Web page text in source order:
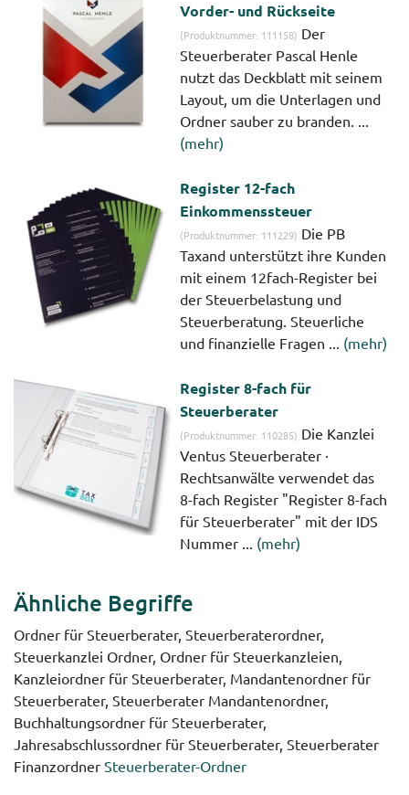
Vorder- und Rückseite
(Produktnummer: 111158) Der
Steuerberater Pascal Henle
nutzt das Deckblatt mit seinem
Layout, um die Unterlagen und
Ordner sauber zu branden. ...
(mehr)
Register 12-fach
Einkommenssteuer
(Produktnummer: 111229) Die PB
Taxand unterstützt ihre Kunden
mit einem 12fach-Register bei
der Steuerbelastung und
Steuerberatung. Steuerliche
und finanzielle Fragen ... (mehr)
Register 8-fach für
Steuerberater
(Produktnummer: 110285) Die Kanzlei
Ventus Steuerberater ·
Rechtsanwälte verwendet das
8-fach Register "Register 8-fach
für Steuerberater" mit der IDS
Nummer ... (mehr)
Ähnliche Begriffe
Ordner für Steuerberater, Steuerberaterordner,
Steuerkanzlei Ordner, Ordner für Steuerkanzleien,
Kanzleiordner für Steuerberater, Mandantenordner für
Steuerberater, Steuerberater Mandantenordner,
Buchhaltungsordner für Steuerberater,
Jahresabschlussordner für Steuerberater, Steuerberater
Finanzordner Steuerberater-Ordner